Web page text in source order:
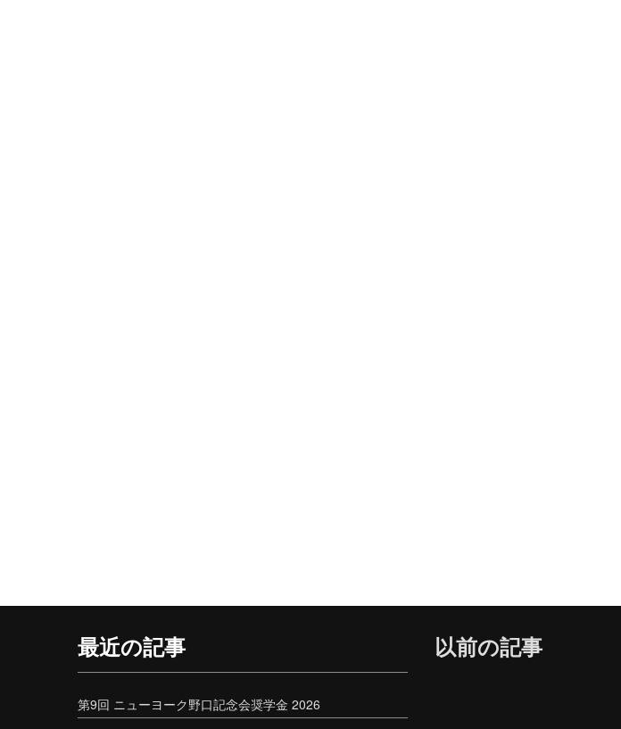
最近の記事
第9回 ニューヨーク野口記念会奨学金 2026
以前の記事